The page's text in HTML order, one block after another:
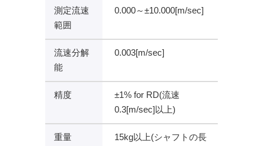
測定流速
範囲
0.000～±10.000[m/sec]
流速分解
能
0.003[m/sec]
精度
±1% for RD(流速
0.3[m/sec]以上)
重量
15kg以上(シャフトの長